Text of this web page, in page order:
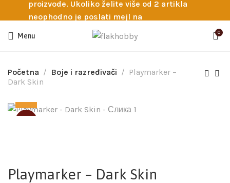
proizvode. Ukoliko želite više od 2 artikla
neophodno je poslati mejl na
info@flakhobby.com sa preciznim šiframa
proizvoda. Svakako nas možete pozvati
potrebna pomoć oko odabira.
Menu 0
Početna Boje i razređivači
Playmarker –
Dark Skin
Playmarker – Dark Skin